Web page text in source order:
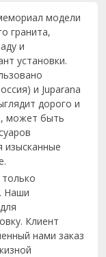
модели
гранита,
и
установки.
и Juparana
дорого и
может быть
изысканные
Наши
Клиент
нами заказ